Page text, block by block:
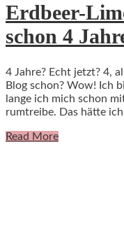
Erdbeer-
schon 4
4 Jahre? Echt jetzt? 4,
Blog schon? Wow! Ich
lange ich mich schon
rumtreibe. Das hätte
Read More